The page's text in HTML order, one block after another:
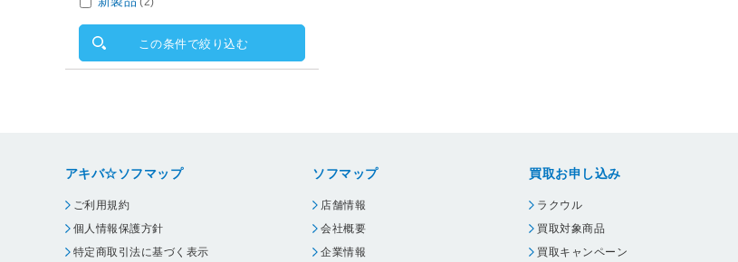
この条件で絞り込む
アキバ☆ソフマップ
ご利用規約
個人情報保護方針
特定商取引法に基づく表示
ソフマップ
店舗情報
会社概要
企業情報
買取お申し込み
ラクウル
買取対象商品
買取キャンペーン